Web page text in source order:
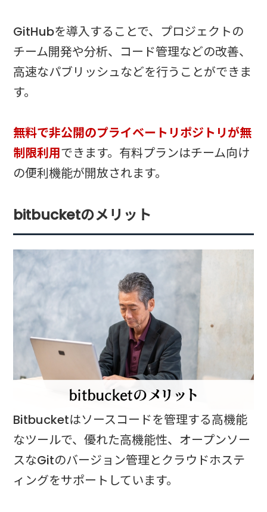
GitHubを導入することで、プロジェクトの
チーム開発や分析、コード管理などの改善、
高速なパブリッシュなどを行うことができま
す。
無料で非公開のプライベートリポジトリが無
制限利用できます。有料プランはチーム向け
の便利機能が開放されます。
bitbucketのメリット
Bitbucketはソースコードを管理する高機能
なツールで、優れた高機能性、オープンソー
スなGitのバージョン管理とクラウドホステ
ィングをサポートしています。